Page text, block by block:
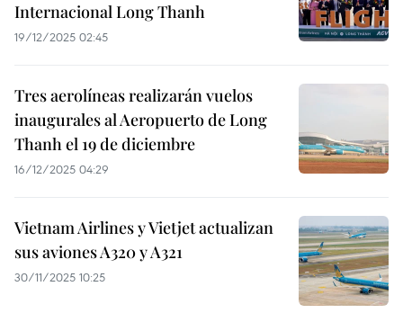
Internacional Long Thanh
19/12/2025 02:45
Tres aerolíneas realizarán vuelos
inaugurales al Aeropuerto de Long
Thanh el 19 de diciembre
16/12/2025 04:29
Vietnam Airlines y Vietjet actualizan
sus aviones A320 y A321
30/11/2025 10:25